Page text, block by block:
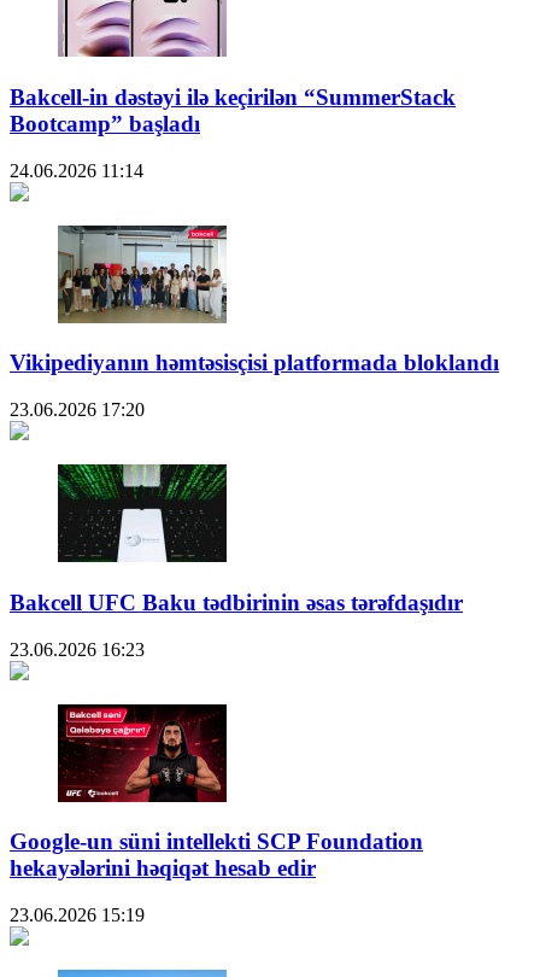
Bakcell-in dəstəyi ilə keçirilən “SummerStack
Bootcamp” başladı
24.06.2026 11:14
Vikipediyanın həmtəsisçisi platformada bloklandı
23.06.2026 17:20
Bakcell UFC Baku tədbirinin əsas tərəfdaşıdır
23.06.2026 16:23
Google-un süni intellekti SCP Foundation
hekayələrini həqiqət hesab edir
23.06.2026 15:19